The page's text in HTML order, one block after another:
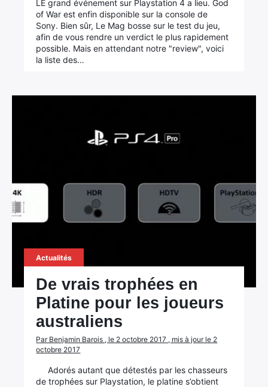
LE grand événement sur Playstation 4 a lieu. God
of War est enfin disponible sur la console de
Sony. Bien sûr, Le Mag bosse sur le test du jeu,
afin de vous rendre un verdict le plus rapidement
possible. Mais en attendant notre "review", voici
la liste des…
Actualités
De vrais trophées en
Platine pour les joueurs
australiens
Par Benjamin Barois , le 2 octobre 2017 , mis à jour le 2
octobre 2017
Adorés autant que détestés par les chasseurs
de trophées sur Playstation, le platine s’obtient
Rechercher